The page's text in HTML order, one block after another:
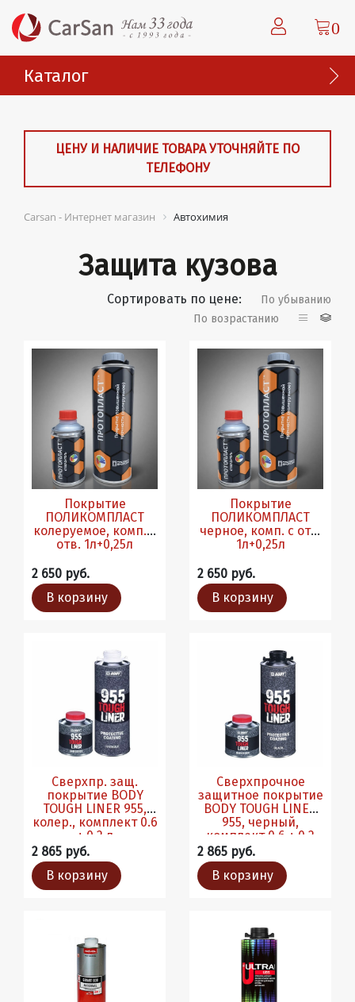
0
Каталог
ЦЕНУ И НАЛИЧИЕ ТОВАРА УТОЧНЯЙТЕ ПО
ТЕЛЕФОНУ
Carsan - Интернет магазин Автохимия
Защита кузова
Сортировать по цене:
По убыванию
По возрастанию
Покрытие
ПОЛИКОМПЛАСТ
колеруемое, комп. с
отв. 1л+0,25л
2 650 руб.
В корзину
Покрытие
ПОЛИКОМПЛАСТ
черное, комп. с отв.
1л+0,25л
2 650 руб.
В корзину
Сверхпр. защ.
покрытие BODY
TOUGH LINER 955,
колер., комплект 0.6
+ 0.2 л
2 865 руб.
В корзину
Сверхпрочное
защитное покрытие
BODY TOUGH LINER
955, черный,
комплект 0.6 + 0.2
л.6шт./кор.
2 865 руб.
В корзину